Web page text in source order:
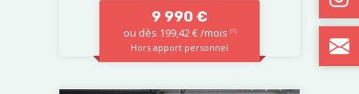
9 990 €
ou dès 199,42 € /mois (1)
Hors apport personnel